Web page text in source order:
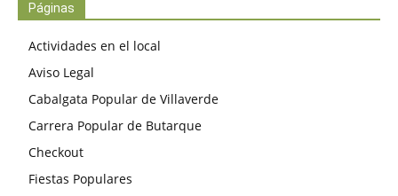
Páginas
Actividades en el local
Aviso Legal
Cabalgata Popular de Villaverde
Carrera Popular de Butarque
Checkout
Fiestas Populares